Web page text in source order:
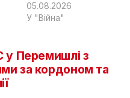
05.08.2026
У "Війна"
у Перемишлі з
за кордоном та